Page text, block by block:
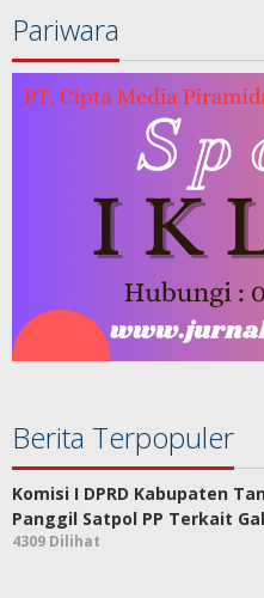
Pariwara
Berita Terpopuler
Komisi I DPRD Kabupaten
Panggil Satpol PP Terkait
4309 Dilihat